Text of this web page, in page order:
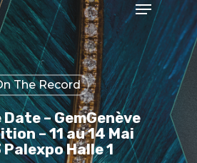
The Record
– GemGenève
– 11 au 14 Mai
Halle 1
Close
Menu